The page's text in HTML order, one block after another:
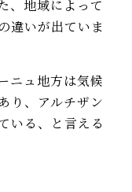
、地域によって
違いが出ていま
ニュ地方は気候
り、アルチザン
いる、と言える